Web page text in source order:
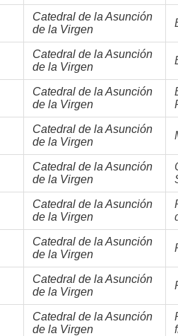
Catedral de la Asunción
de la Virgen
Catedral de la Asunción
de la Virgen
Catedral de la Asunción
de la Virgen
Catedral de la Asunción
de la Virgen
Catedral de la Asunción
de la Virgen
Catedral de la Asunción
de la Virgen
Catedral de la Asunción
de la Virgen
Catedral de la Asunción
de la Virgen
Catedral de la Asunción
de la Virgen